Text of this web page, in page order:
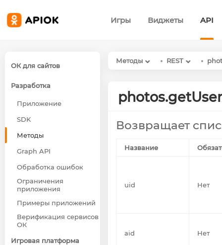
Игры Виджеты API
ОК для сайтов
Разработка
Приложение
SDK
Методы
Graph API
Обработка ошибок
Ограничения
приложения
Примеры приложений
Верификация сервисов
ОК
Игровая платформа
Методы REST
Возвращает
Название
uid Нет
aid Нет